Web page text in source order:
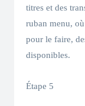
titres et des
ruban menu,
pour le faire,
disponibles.
Étape 5